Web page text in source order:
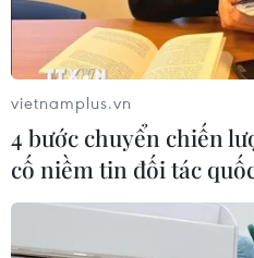
vietnamplus.vn
4 bước chuyển chiến
cố niềm tin đối tác